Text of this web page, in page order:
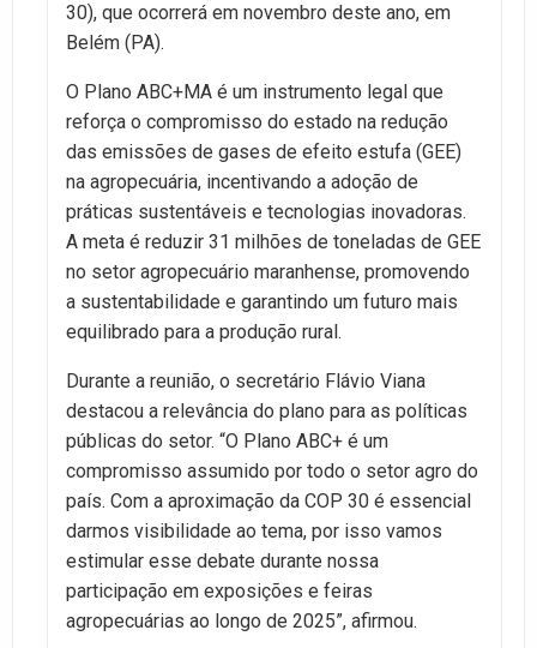
30), que ocorrerá em novembro deste ano, em
Belém (PA).
O Plano ABC+MA é um instrumento legal que
reforça o compromisso do estado na redução
das emissões de gases de efeito estufa (GEE)
na agropecuária, incentivando a adoção de
práticas sustentáveis e tecnologias inovadoras.
A meta é reduzir 31 milhões de toneladas de GEE
no setor agropecuário maranhense, promovendo
a sustentabilidade e garantindo um futuro mais
equilibrado para a produção rural.
Durante a reunião, o secretário Flávio Viana
destacou a relevância do plano para as políticas
públicas do setor. “O Plano ABC+ é um
compromisso assumido por todo o setor agro do
país. Com a aproximação da COP 30 é essencial
darmos visibilidade ao tema, por isso vamos
estimular esse debate durante nossa
participação em exposições e feiras
agropecuárias ao longo de 2025”, afirmou.